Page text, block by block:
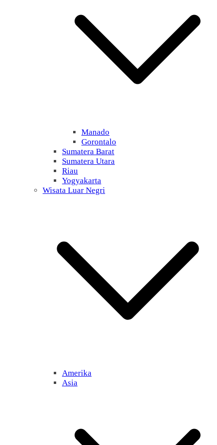
Manado
Gorontalo
Sumatera Barat
Sumatera Utara
Riau
Yogyakarta
Wisata Luar Negri
Amerika
Asia